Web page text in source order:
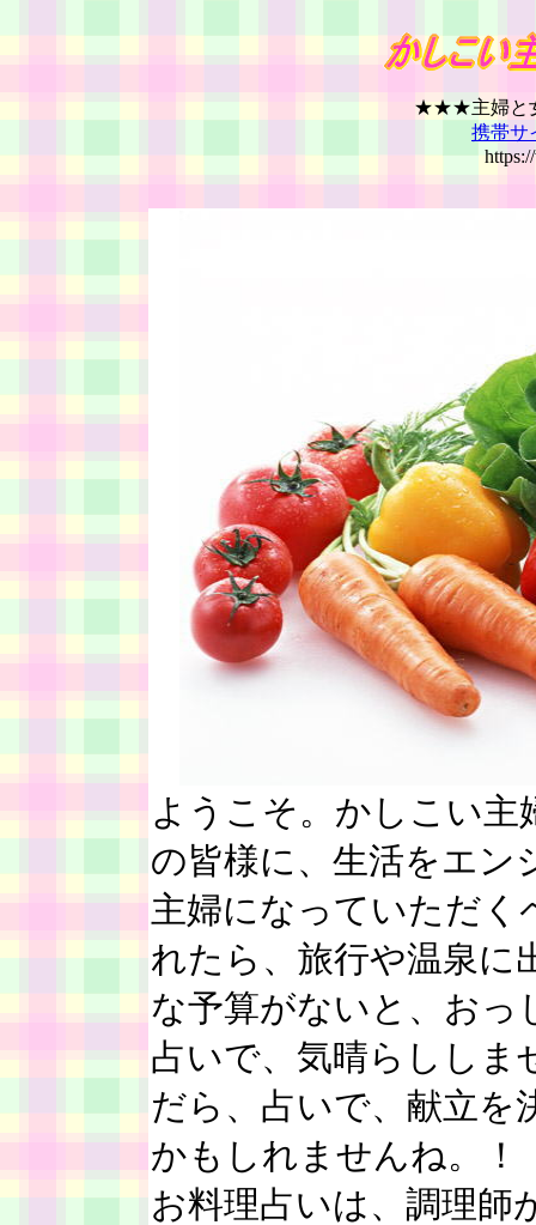
★★★主婦と
携帯サ
ようこそ。かしこい主
の皆様に、生活をエン
主婦になっていただく
れたら、旅行や温泉に
な予算がないと、おっ
占いで、気晴らししま
だら、占いで、献立を
かもしれませんね。！
お料理占いは、調理師